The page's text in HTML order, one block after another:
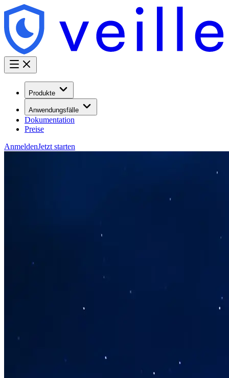
Produkte
Anwendungsfälle
Dokumentation
Preise
AnmeldenJetzt starten